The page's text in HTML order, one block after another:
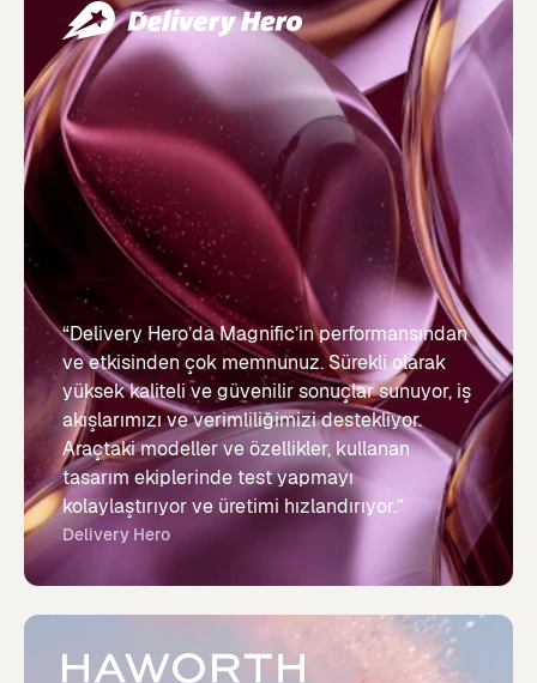
“Delivery Hero’da Magnific’in performansından
ve etkisinden çok memnunuz. Sürekli olarak
yüksek kaliteli ve güvenilir sonuçlar sunuyor, iş
akışlarımızı ve verimliliğimizi destekliyor.
Araçtaki modeller ve özellikler, kullanan
tasarım ekiplerinde test yapmayı
kolaylaştırıyor ve üretimi hızlandırıyor.”
Delivery Hero